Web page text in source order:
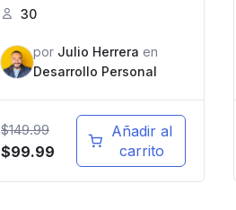
manejo
Pensilvania
30
por Julio Herrera en
Desarrollo Personal
$149.99
$99.99
Añadir al
carrito